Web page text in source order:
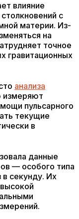
влияние
с
материи. Из-
на
точное
гравитационных
анализа
измеряют
пульсарного
текущие
в
данные
— особого типа
секунду. Их